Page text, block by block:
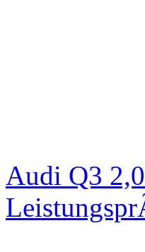
Audi Q3